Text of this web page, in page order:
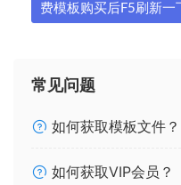
费模板购买后F5刷新一
常见问题
如何获取模板文件？
如何获取VIP会员？